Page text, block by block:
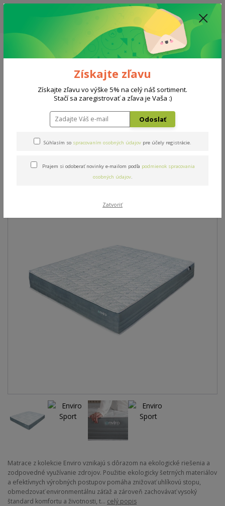
ZĽAVA: VŠETKY VYSTAVENÉ POSTELE ZA 400€ - CENA MATRACU A ROŠTU
PODĽA VÝBERU / DODACIA LEHOTA JE AKTUÁLNE 10-15 PRACOVNÝCH
Menu
0908 777 700 Po-So: 10-18 hod.
0
Matrace Enviro Sport
Enviro Sport
Novinka
Matrace z kolekcie Enviro vznikajú s dôrazom na ekologické riešenia a
zodpovedné využívanie zdrojov. Použitie ekologicky šetrných materiálov
a efektívnych výrobných postupov pomáha znižovať uhlíkovú stopu,
obmedzovať environmentálnu záťaž a zároveň zachovávať vysoký
štandard komfortu a životnosti, t... celý popis
Získajte zľavu
Získajte zľavu vo výške 5% na celý náš sortiment.
Stačí sa zaregistrovať a zľava je Vaša :)
Odoslať
Súhlasím so spracovaním osobných údajov pre účely registrácie.
Prajem si odoberať novinky e-mailom podľa podmienok spracovania
osobných údajov.
Zatvoriť